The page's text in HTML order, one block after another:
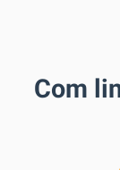
Com